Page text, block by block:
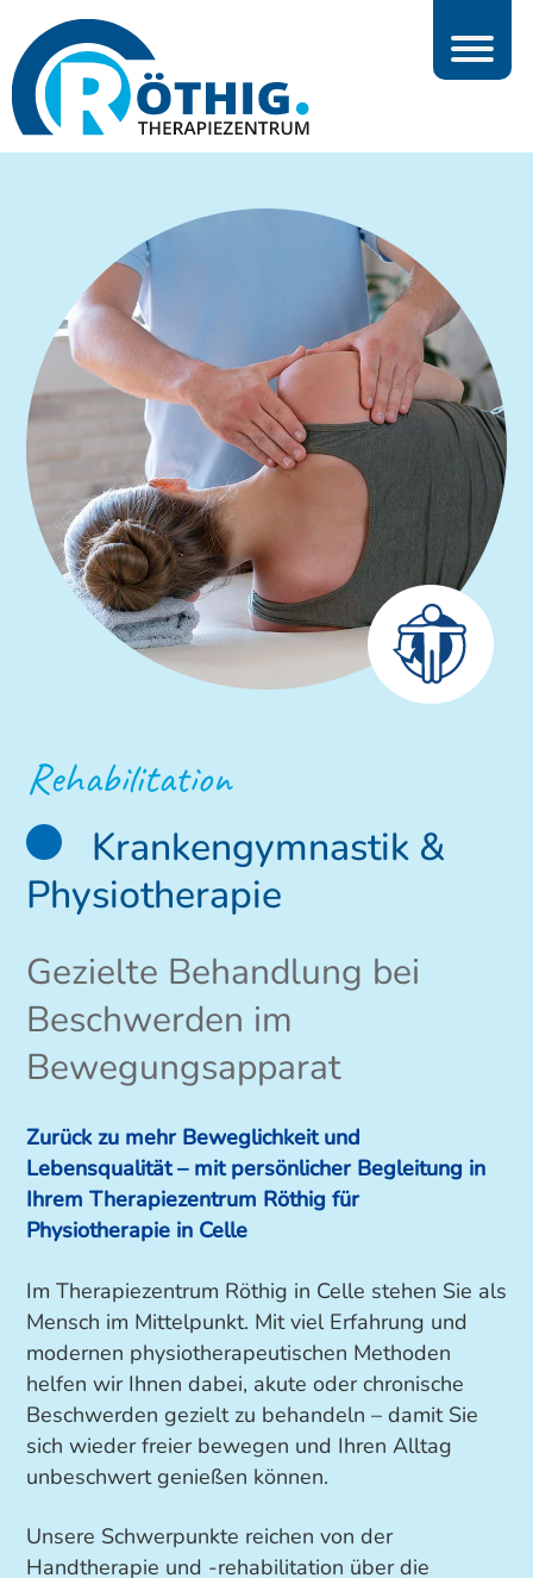
Rehabilitation
Krankengymnastik &
Physiotherapie
Gezielte Behandlung bei
Beschwerden im
Bewegungsapparat
Zurück zu mehr Beweglichkeit und
Lebensqualität – mit persönlicher Begleitung in
Ihrem Therapiezentrum Röthig für
Physiotherapie in Celle
Im Therapiezentrum Röthig in Celle stehen Sie als
Mensch im Mittelpunkt. Mit viel Erfahrung und
modernen physiotherapeutischen Methoden
helfen wir Ihnen dabei, akute oder chronische
Beschwerden gezielt zu behandeln – damit Sie
sich wieder freier bewegen und Ihren Alltag
unbeschwert genießen können.
Unsere Schwerpunkte reichen von der
Handtherapie und -rehabilitation über die